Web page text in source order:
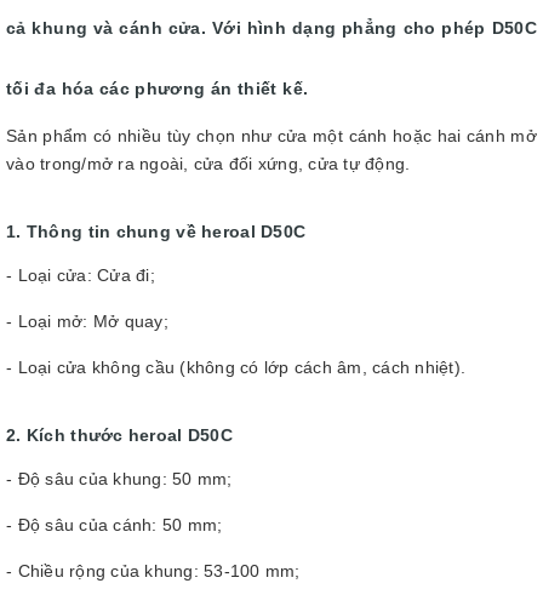
cả khung và cánh cửa. Với hình dạng phẳng cho phép D50C
tối đa hóa các phương án thiết kế.
Sản phẩm có nhiều tùy chọn như cửa một cánh hoặc hai cánh mở
vào trong/mở ra ngoài, cửa đối xứng, cửa tự động.
1. Thông tin chung về heroal D50C
- Loại cửa: Cửa đi;
- Loại mở: Mở quay;
- Loại cửa không cầu (không có lớp cách âm, cách nhiệt).
2. Kích thước heroal D50C
- Độ sâu của khung: 50 mm;
- Độ sâu của cánh: 50 mm;
- Chiều rộng của khung: 53-100 mm;